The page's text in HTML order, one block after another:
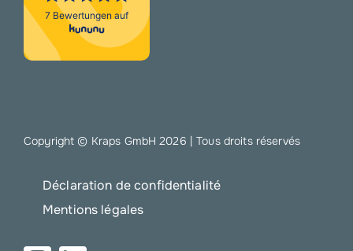
Copyright © Kraps GmbH2026 | Tous droits réservés
Déclaration de confidentialité
Mentions légales